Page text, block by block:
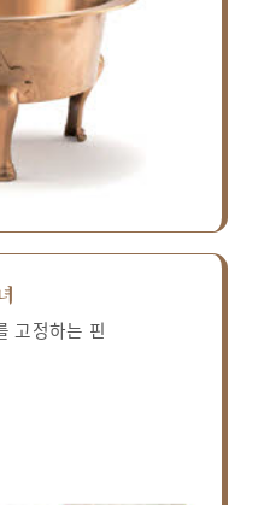
고정하는 핀